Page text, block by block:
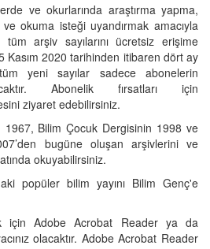
ve okurlarında araştırma yapma,
okuma isteği uyandırmak amacıyla
arşiv sayılarını ücretsiz erişime
Kasım 2020 tarihinden itibaren dört ay
yeni sayılar sadece abonelerin
Abonelik fırsatları için
ziyaret edebilirsiniz.
1967, Bilim Çocuk Dergisinin 1998 ve
bugüne oluşan arşivlerini ve
okuyabilirsiniz.
popüler bilim yayını Bilim Genç'e
için Adobe Acrobat Reader ya da
olacaktır. Adobe Acrobat Reader